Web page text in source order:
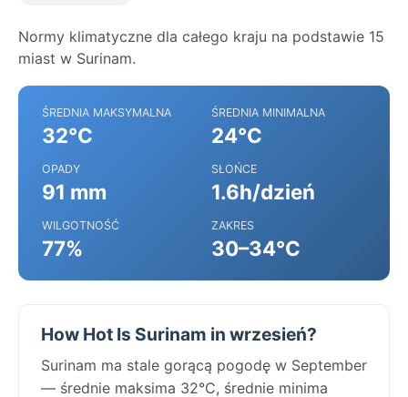
Normy klimatyczne dla całego kraju na podstawie 15
miast w Surinam.
ŚREDNIA MAKSYMALNA
32°C
ŚREDNIA MINIMALNA
24°C
OPADY
91 mm
SŁOŃCE
1.6h/dzień
WILGOTNOŚĆ
77%
ZAKRES
30–34°C
How Hot Is Surinam in wrzesień?
Surinam ma stale gorącą pogodę w September
— średnie maksima 32°C, średnie minima